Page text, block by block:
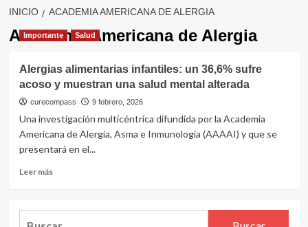
INICIO ACADEMIA AMERICANA DE ALERGIA
Academia Americana de Alergia
Importante Salud
Alergias alimentarias infantiles: un 36,6% sufre
acoso y muestran una salud mental alterada
curecompass 9 febrero, 2026
Una investigación multicéntrica difundida por la Academia
Americana de Alergia, Asma e Inmunología (AAAAI) y que se
presentará en el...
Leer másLeer
Alergias
alimentarias